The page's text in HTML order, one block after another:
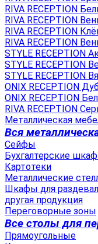
RIVA RECEPTION
RIVA RECEPTION
RIVA RECEPTION
RIVA RECEPTION
STYLE RECEPTION
STYLE RECEPTION
STYLE RECEPTION
ONIX RECEPTION
ONIX RECEPTION
RIVA RECEPTION
Металлическая
Вся
Сейфы
Бухгалтерские
Картотеки
Металлические
Шкафы для
другая продукция
Переговорные зоны
Все столы для
Прямоугольные